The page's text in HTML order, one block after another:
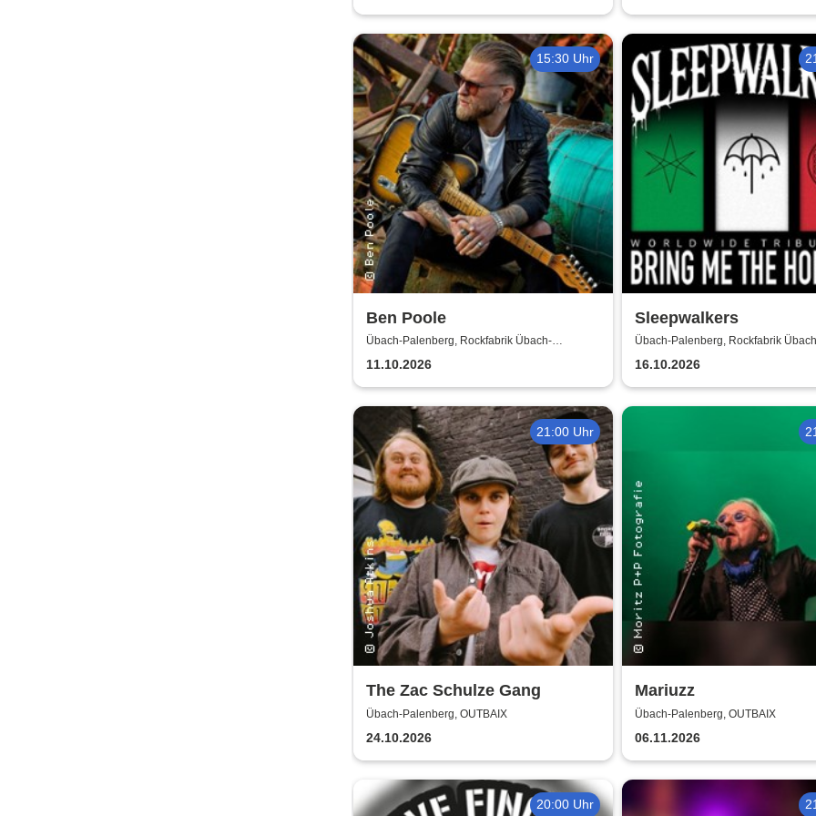
15:30 Uhr
Ben Poole
Übach-Palenberg, Rockfabrik Übach-
Palenberg
11.10.2026
Sleepwalkers
Übach-Palenberg, Rockfabrik
Palenberg
16.10.2026
21:00 Uhr
The Zac Schulze Gang
Übach-Palenberg, OUTBAIX
24.10.2026
Mariuzz
Übach-Palenberg, OUTBAIX
06.11.2026
20:00 Uhr